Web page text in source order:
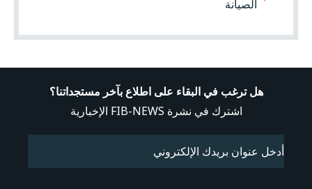
الصيانة
هل ترغب في البقاء على اطلاع بآخر مستجداتنا؟
اشترك في نشرة FIB-NEWS الإخبارية
Email (مطلوب)